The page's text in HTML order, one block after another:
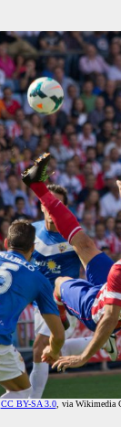
CC BY-SA 3.0, via Wikimedia